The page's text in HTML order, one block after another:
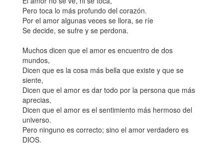
Pero toca lo más profundo del corazón.
Por el amor algunas veces se llora, se ríe
Se decide, se sufre y se perdona.
Muchos dicen que el amor es encuentro de dos
mundos,
Dicen que es la cosa más bella que existe y que se
siente,
Dicen que el amor es dar todo por la persona que más
aprecias,
Dicen que el amor es el sentimiento más hermoso del
universo.
Pero ninguno es correcto; sino el amor verdadero es
DIOS.